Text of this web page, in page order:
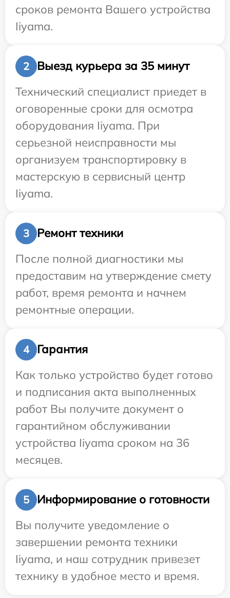
сроков ремонта Вашего устройства
Iiyama.
2
Выезд курьера за 35 минут
Технический специалист приедет в
оговоренные сроки для осмотра
оборудования Iiyama. При
серьезной неисправности мы
организуем транспортировку в
мастерскую в сервисный центр
Iiyama.
3
Ремонт техники
После полной диагностики мы
предоставим на утверждение смету
работ, время ремонта и начнем
ремонтные операции.
4
Гарантия
Как только устройство будет готово
и подписания акта выполненных
работ Вы получите документ о
гарантийном обслуживании
устройства Iiyama сроком на 36
месяцев.
5
Информирование о готовности
Вы получите уведомление о
завершении ремонта техники
Iiyama, и наш сотрудник привезет
технику в удобное место и время.